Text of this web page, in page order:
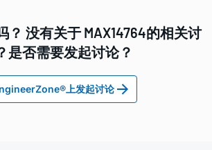
？ 没有关于 MAX14764的相关讨
是否需要发起讨论？
上发起讨论